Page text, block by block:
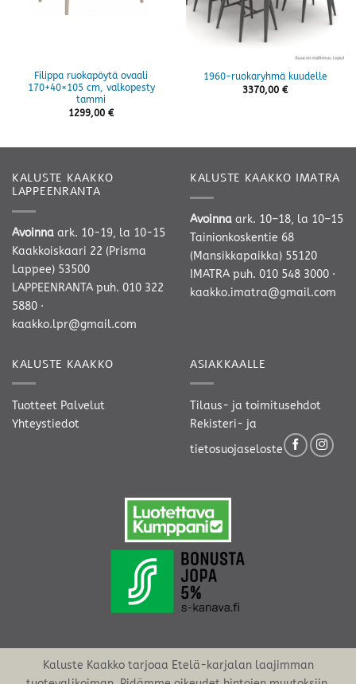
Filippa ruokapöytä ovaali
170+40×105 cm, valkopesty
tammi
1299,00 €
1960-ruokaryhmä kuudelle
3370,00 €
KALUSTE KAAKKO
LAPPEENRANTA
Avoinna ark. 10-19, la 10-15
Kaakkoiskaari 22 (Prisma
Lappee) 53500
LAPPEENRANTA puh. 010 322
5880 ·
kaakko.lpr@gmail.com
KALUSTE KAAKKO IMATRA
Avoinna ark. 10–18, la 10–15
Tainionkoskentie 68
(Mansikkapaikka) 55120
IMATRA puh. 010 548 3000 ·
kaakko.imatra@gmail.com
KALUSTE KAAKKO
Tuotteet Palvelut
Yhteystiedot
ASIAKKAALLE
Tilaus- ja toimitusehdot
Rekisteri- ja
tietosuojaseloste
Kaluste Kaakko tarjoaa Etelä-karjalan laajimman